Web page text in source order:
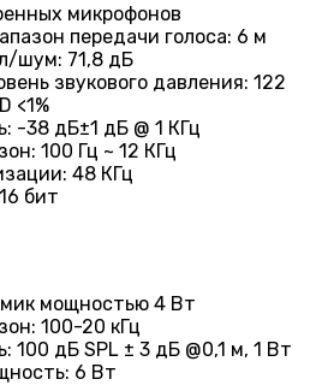
микрофонов
передачи голоса: 6 м
шум: 71,8 дБ
звукового давления: 122
<1%
-38 дБ±1 дБ @ 1 КГц
100 Гц ~ 12 КГц
48 КГц
бит
мощностью 4 Вт
100-20 кГц
100 дБ SPL ± 3 дБ @0,1 м, 1 Вт
6 Вт